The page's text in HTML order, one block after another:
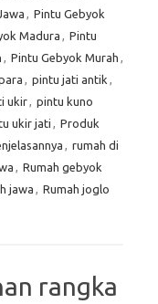
, Pintu Gebyok
Madura , Pintu
, Pintu Gebyok Murah ,
, pintu jati antik ,
ukir, pintu kuno
ukir jati , Produk
, rumah di
, Rumah gebyok
jawa , Rumah joglo
rangka